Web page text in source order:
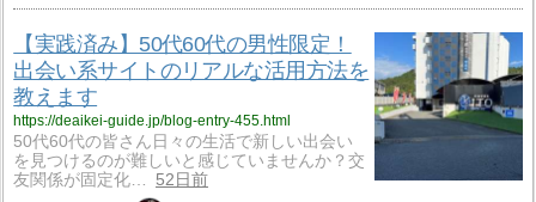
【実践済み】50代60代の男性限定！
出会い系サイトのリアルな活用方法を
教えます
https://deaikei-guide.jp/blog-entry-455.html
50代60代の皆さん日々の生活で新しい出会い
を見つけるのが難しいと感じていませんか？交
友関係が固定化…
52日前